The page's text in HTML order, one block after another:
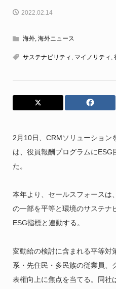
2022.02.14
海外, 海外ニュース
サステナビリティ , マイノリティ ,
2月10日、CRMソリューション
は、役員報酬プログラムにESG
た。
本年より、セールスフォースは
の一部を平等と環境のサステナ
ESG指標と連動する。
変動給の検討に含まれる平等対
系・先住民・多民族の従業員、
表権向上に焦点を当てる。同社